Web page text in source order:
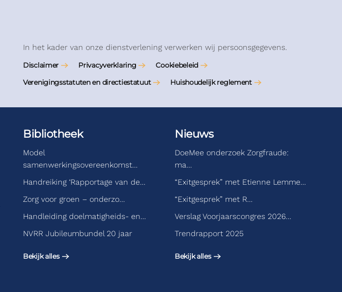
In het kader van onze dienstverlening verwerken wij persoonsgegevens.
Disclaimer Privacyverklaring
Cookiebeleid
Verenigingsstatuten en directiestatuut
Huishoudelijk reglement
Bibliotheek
Model
samenwerkingsovereenkomst…
Handreiking ‘Rapportage van de…
Zorg voor groen – onderzo…
Handleiding doelmatigheids- en…
NVRR Jubileumbundel 20 jaar
Bekijk alles
Nieuws
DoeMee onderzoek Zorgfraude:
ma…
“Exitgesprek” met Etienne Lemme…
“Exitgesprek” met R…
Verslag Voorjaarscongres 2026…
Trendrapport 2025
Bekijk alles